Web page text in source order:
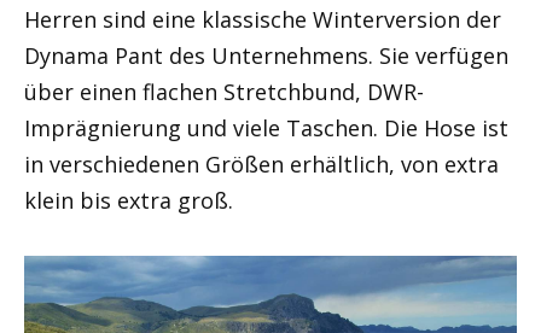
Herren sind eine klassische Winterversion der
Dynama Pant des Unternehmens. Sie verfügen
über einen flachen Stretchbund, DWR-
Imprägnierung und viele Taschen. Die Hose ist
in verschiedenen Größen erhältlich, von extra
klein bis extra groß.